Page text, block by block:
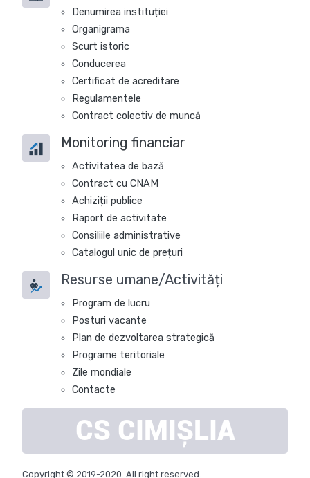
Denumirea instituției
Organigrama
Scurt istoric
Conducerea
Certificat de acreditare
Regulamentele
Contract colectiv de muncă
Monitoring financiar
Activitatea de bază
Contract cu CNAM
Achiziții publice
Raport de activitate
Consiliile administrative
Catalogul unic de prețuri
Resurse umane/Activități
Program de lucru
Posturi vacante
Plan de dezvoltarea strategică
Programe teritoriale
Zile mondiale
Contacte
CS CIMIȘLIA
Copyright © 2019-2020. All right reserved.